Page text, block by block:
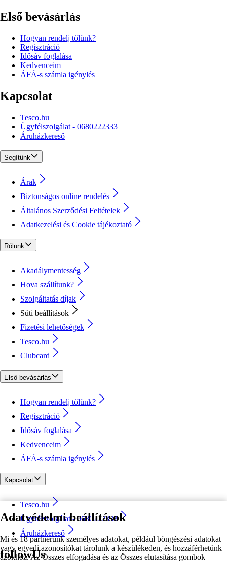
Adatvédelmi beállítások
Mi és 18 partnerünk személyes adatokat, például böngészési adatokat
vagy egyedi azonosítókat tárolunk a készülékeden, és hozzáférhetünk
azokhoz. Az Összes elfogadása és az Összes elutasítása gombok
Első bevásárlás
Hogyan rendelj tőlünk?
Regisztráció
Idősáv foglalása
Kedvenceim
ÁFÁ-s számla igénylés
Kapcsolat
Tesco.hu
Ügyfélszolgálat - 0680222333
Áruházkereső
Segítünk
Árak
Biztonságos online rendelés
Általános Szerződési Feltételek
Adatkezelési és Cookie tájékoztató
Rólunk
Akadálymentesség
Hova szállítunk?
Szolgáltatás díjak
Süti beállítások
Fizetési lehetőségek
Tesco.hu
Clubcard
Első bevásárlás
Hogyan rendelj tőlünk?
Regisztráció
Idősáv foglalása
Kedvenceim
ÁFÁ-s számla igénylés
Kapcsolat
Tesco.hu
Ügyfélszolgálat - 0680222333
Áruházkereső
followUs